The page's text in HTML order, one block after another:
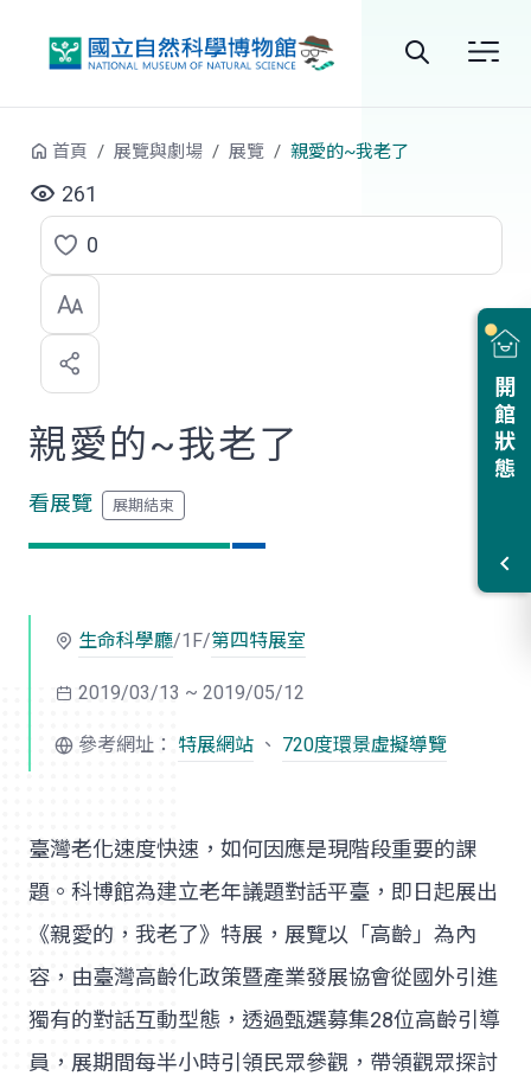
站
尋
開館狀態
首頁 展覽與劇場 展覽 親愛的~我老了
261
點
選
喜
歡
0
親愛的~我老了
看展覽
生命科學廳/1F/第四特展室
2019/03/13 ~ 2019/05/12
參考網址： 特展網站 、 720度環景虛擬導覽
臺灣老化速度快速，如何因應是現階段重要的課
題。科博館為建立老年議題對話平臺，即日起展出
《親愛的，我老了》特展，展覽以「高齡」為內
容，由臺灣高齡化政策暨產業發展協會從國外引進
獨有的對話互動型態，透過甄選募集28位高齡引導
員，展期間每半小時引領民眾參觀，帶領觀眾探討